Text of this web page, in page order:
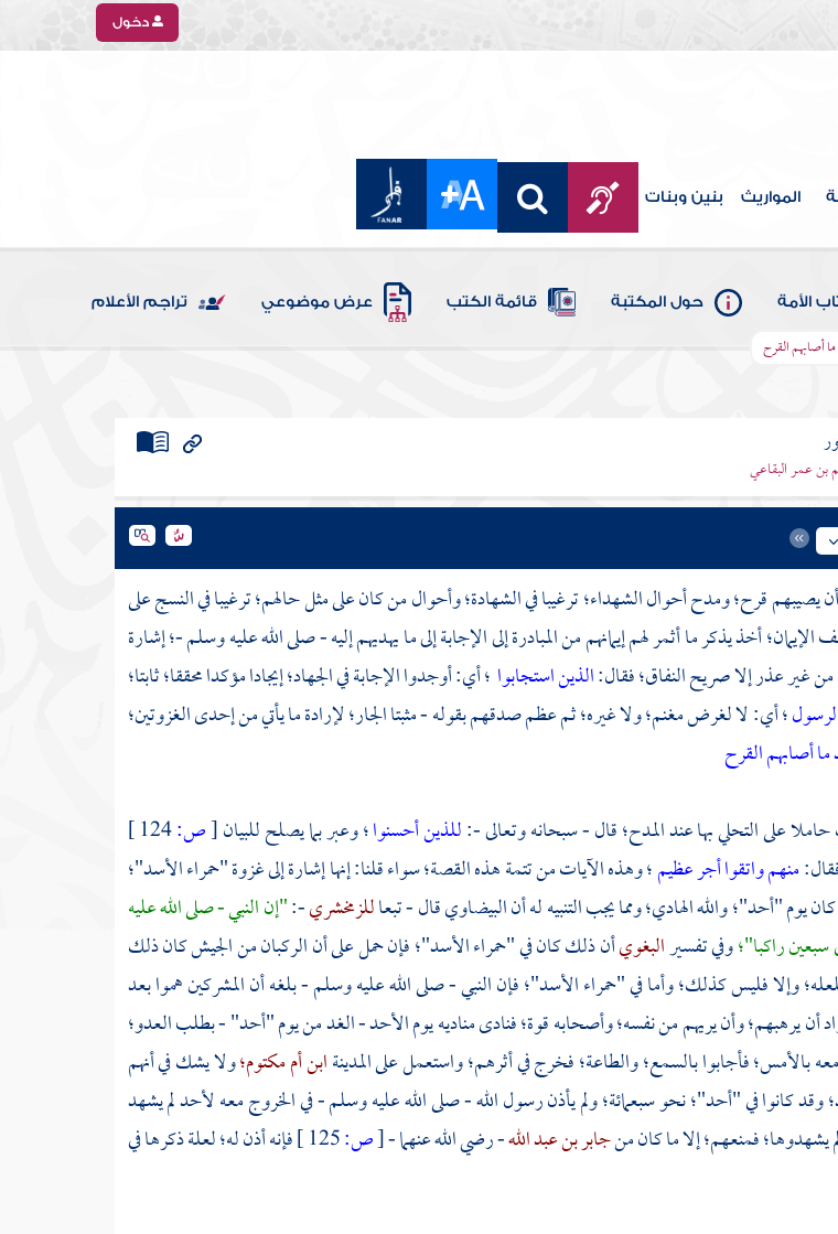
دخول
المواريث بنين وبنات
الأمة حول المكتبة قائمة الكتب عرض موضوعي تراجم الأعلام
أصابهم القرح
بن عمر البقاعي
قرح؛ ومدح أحوال الشهداء؛ ترغيبا في الشهادة؛ وأحوال من كان على مثل حالهم؛ ترغيبا في النسج على
أخذ يذكر ما أثمر لهم إيمانهم من المبادرة إلى الإجابة إلى ما يهديهم إليه - صلى الله عليه وسلم -؛ إشارة
من غير عذر إلا صريح النفاق؛ فقال:الذين استجابوا ؛ أي: أوجدوا الإجابة في الجهاد؛ إيجادا مؤكدا محققا؛ ثابتا؛
؛ أي: لا لغرض مغنم؛ ولا غيره؛ ثم عظم صدقهم بقوله - مثبتا الجار؛ لإرادة ما يأتي من إحدى الغزوتين؛
أصابهم القرح
على التحلي بها عند المدح؛ قال - سبحانه وتعالى -:للذين أحسنوا؛ وعبر بما يصلح للبيان[ص:
منهم واتقوا أجر عظيم؛ وهذه الآيات من تتمة هذه القصة؛ سواء قلنا: إنها إشارة إلى غزوة"حمراء الأسد"؛
يوم"أحد"؛والله الهادي؛ ومما يجب التنبيه له أنالبيضاويقال - تبعاللزمخشري-:"إن النبي - صلى الله عليه
سبعين راكبا"؛وفي تفسيرالبغويأن ذلك كان في"حمراء الأسد"؛فإن حمل على أن الركبان من الجيش كان ذلك
وإلا فليس كذلك؛ وأما في"حمراء الأسد"؛فإن النبي - صلى الله عليه وسلم - بلغه أن المشركين هموا بعد
أن يرهبهم؛ وأن يريهم من نفسه؛ وأصحابه قوة؛ فنادى مناديه يوم الأحد - الغد من يوم"أحد"- بطلب العدو؛
بالأمس؛ فأجابوا بالسمع؛ والطاعة؛ فخرج في أثرهم؛ واستعمل علىالمدينةابن أم مكتوم؛ولا يشك في أنهم
كانوا في"أحد"؛نحو سبعمائة؛ ولم يأذن رسول الله - صلى الله عليه وسلم - في الخروج معه لأحد لم يشهد
يشهدوها؛ فمنعهم؛ إلا ما كان منجابر بن عبد الله- رضي الله عنهما -[ص:
فإنه أذن له؛ لعلة ذكرها في